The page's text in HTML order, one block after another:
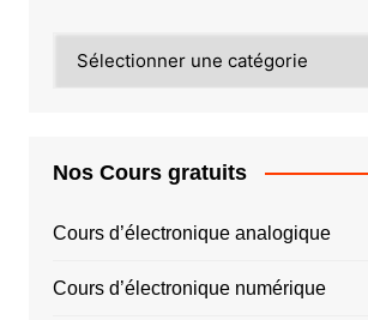
PAYS
Nos Cours gratuits
Cours d’électronique analogique
Cours d’électronique numérique